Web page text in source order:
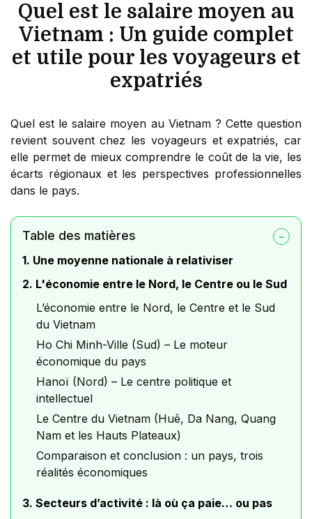
Quel est le salaire moyen au
Vietnam : Un guide complet
et utile pour les voyageurs et
expatriés
Quel est le salaire moyen au Vietnam ? Cette question
revient souvent chez les voyageurs et expatriés, car
elle permet de mieux comprendre le coût de la vie, les
écarts régionaux et les perspectives professionnelles
dans le pays.
Table des matières
1. Une moyenne nationale à relativiser
2. L'économie entre le Nord, le Centre ou le Sud
L’économie entre le Nord, le Centre et le Sud
du Vietnam
Ho Chi Minh-Ville (Sud) – Le moteur
économique du pays
Hanoï (Nord) – Le centre politique et
intellectuel
Le Centre du Vietnam (Huê, Da Nang, Quang
Nam et les Hauts Plateaux)
Comparaison et conclusion : un pays, trois
réalités économiques
3. Secteurs d’activité : là où ça paie… ou pas